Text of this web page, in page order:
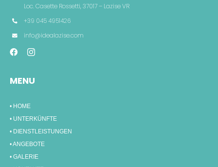
Loc. Casette Rossetti, 37017 – Lazise VR
+39 045 4951426
info@idealazise.com
MENU
• HOME
• UNTERKÜNFTE
• DIENSTLEISTUNGEN
• ANGEBOTE
• GALERIE